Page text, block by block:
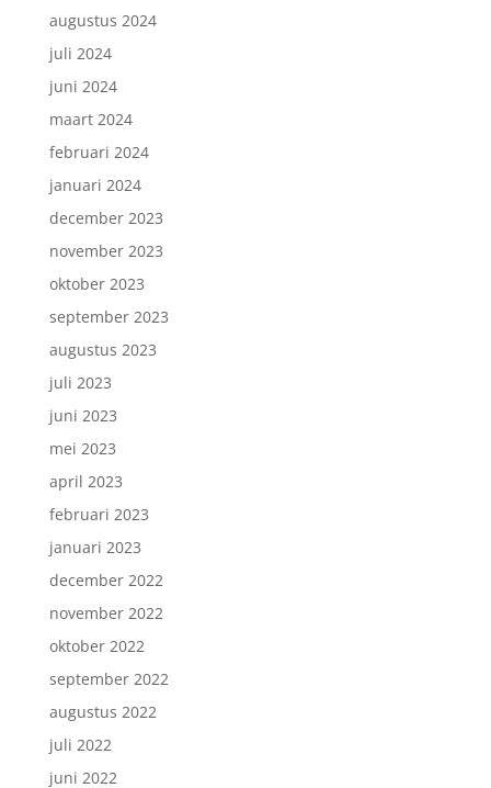
augustus 2024
juli 2024
juni 2024
maart 2024
februari 2024
januari 2024
december 2023
november 2023
oktober 2023
september 2023
augustus 2023
juli 2023
juni 2023
mei 2023
april 2023
februari 2023
januari 2023
december 2022
november 2022
oktober 2022
september 2022
augustus 2022
juli 2022
juni 2022